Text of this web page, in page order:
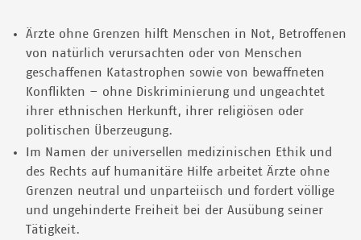
Ärzte ohne Grenzen hilft Menschen in Not, Betroffenen
von natürlich verursachten oder von Menschen
geschaffenen Katastrophen sowie von bewaffneten
Konflikten – ohne Diskriminierung und ungeachtet
ihrer ethnischen Herkunft, ihrer religiösen oder
politischen Überzeugung.
Im Namen der universellen medizinischen Ethik und
des Rechts auf humanitäre Hilfe arbeitet Ärzte ohne
Grenzen neutral und unparteiisch und fordert völlige
und ungehinderte Freiheit bei der Ausübung seiner
Tätigkeit.